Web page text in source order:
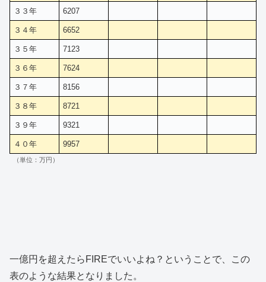
３３年 6207
３４年 6652
３５年 7123
３６年 7624
３７年 8156
３８年 8721
３９年 9321
４０年 9957
（単位：万円）
一億円を超えたらFIREでいいよね？ということで、この
表のような結果となりました。